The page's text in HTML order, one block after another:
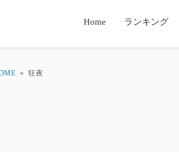
Home ランキング
» 狂夜